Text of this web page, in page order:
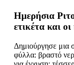
Ημερήσια
ετικέτα και οι
Δημιούργησε μια
φύλλα: βραστό